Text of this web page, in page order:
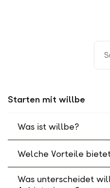
Starten mit willbe
Was ist willbe?
Welche Vorteile
Was unterscheidet